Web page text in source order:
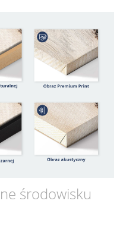
środowisku